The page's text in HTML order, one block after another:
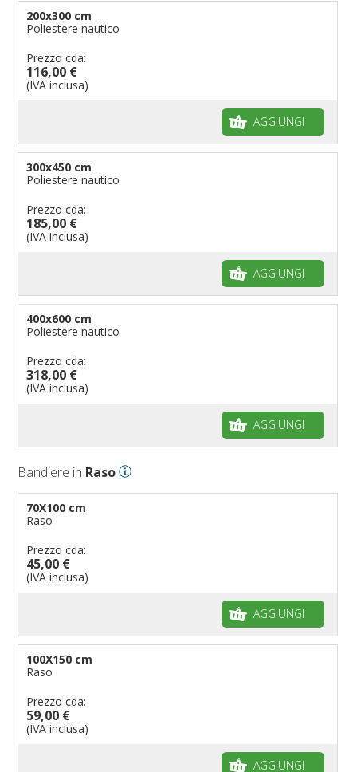
200x300 cm
Poliestere nautico
Prezzo cda:
116,00 €
(IVA inclusa)
AGGIUNGI
300x450 cm
Poliestere nautico
Prezzo cda:
185,00 €
(IVA inclusa)
AGGIUNGI
400x600 cm
Poliestere nautico
Prezzo cda:
318,00 €
(IVA inclusa)
AGGIUNGI
Bandiere in Raso
70X100 cm
Raso
Prezzo cda:
45,00 €
(IVA inclusa)
AGGIUNGI
100X150 cm
Raso
Prezzo cda:
59,00 €
(IVA inclusa)
AGGIUNGI